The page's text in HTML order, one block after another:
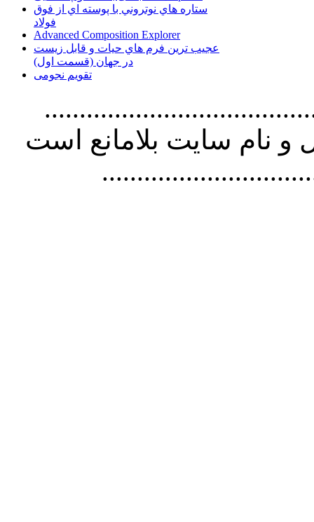
ستاره هاي نوتروني با پوسته اي از فوق
فولاد
Advanced Composition Explorer
عجیب ترین فرم هاي حيات و قابل زيست
در جهان (قسمت اول)
تقویم نجومی
استفاده از
نام سايت بلامانع است